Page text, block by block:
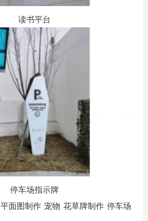
读书平台
停车场指示牌
平面图制作 宠物 花草牌制作 停车场